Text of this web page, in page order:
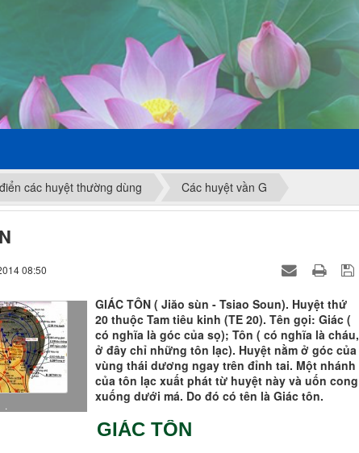
các huyệt thường dùng Các huyệt vần G
08:50
.
GIÁC TÔN ( Jiăo sùn - Tsiao Soun). Huyệt thứ
20 thuộc Tam tiêu kinh (TE 20). Tên gọi: Giác (
có nghĩa là góc của sọ); Tôn ( có nghĩa là cháu,
ở đây chỉ những tôn lạc). Huyệt nằm ở góc của
vùng thái dương ngay trên đỉnh tai. Một nhánh
của tôn lạc xuất phát từ huyệt này và uốn cong
xuống dưới má. Do đó có tên là Giác tôn.
GIÁC TÔN